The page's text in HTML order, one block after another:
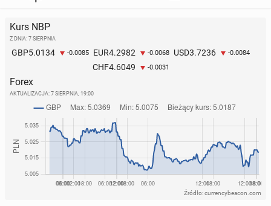
Kurs NBP
Z DNIA: 7 SIERPNIA
GBP5.0134 -0.0085 EUR4.2982 -0.0068 USD3.7236 -0.0084
CHF4.6049 -0.0031
Forex
AKTUALIZACJA: 7 SIERPNIA, 19:00
Źródło: currencybeacon.com